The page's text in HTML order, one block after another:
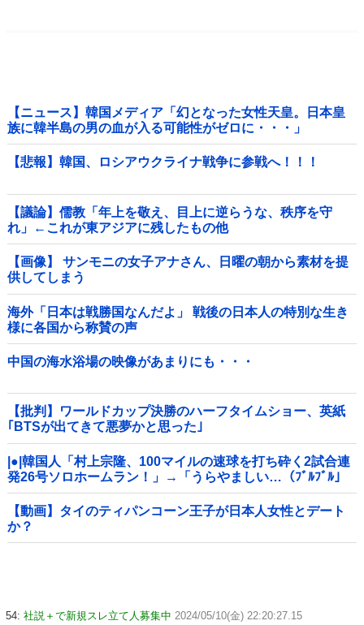
【ニュース】韓国メディア「幻となった女性天皇。日本皇
族に韓半島の男の血が入る可能性がゼロに・・・」
【悲報】韓国、ロシアウクライナ戦争に参戦へ！！！
【議論】儒教「年上を敬え、目上に逆らうな、秩序を守
れ」←これが東アジアに残したもの他
【画像】 サンモニの女子アナさん、日曜の朝から素材を提
供してしまう
海外「日本は戦勝国なんだよ」 戦後の日本人の特別な生き
様に各国から称賛の声
中国の海水浴場の映像があまりにも・・・
【批判】ワールドカップ決勝のハーフタイムショー、英紙
｢BTSが出てきて悪夢かと思った｣
|●|韓国人「村上宗隆、100マイルの速球を打ち砕く2試合連
発26号ソロホームラン！」→「うらやましい…（ﾌﾞﾙﾌﾞﾙ」
＝韓国の反応
【動画】タイのティパンコーン王子が日本人女性とデート
か？
54: 社説＋で新規スレ立て人募集中 2024/05/10(金) 22:20:27.15